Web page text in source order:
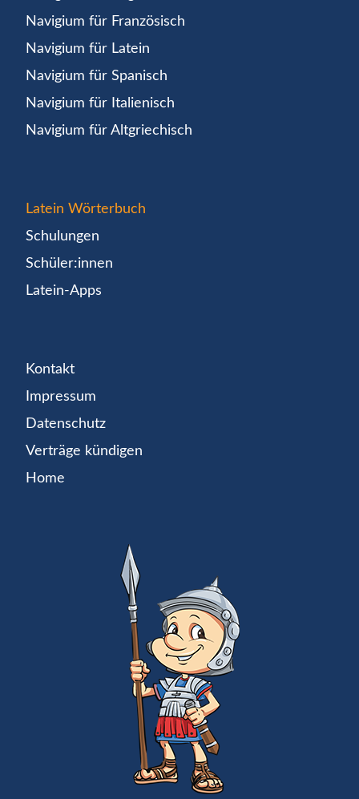
Navigium für Französisch
Navigium für Latein
Navigium für Spanisch
Navigium für Italienisch
Navigium für Altgriechisch
Latein Wörterbuch
Schulungen
Schüler:innen
Latein-Apps
Kontakt
Impressum
Datenschutz
Verträge kündigen
Home